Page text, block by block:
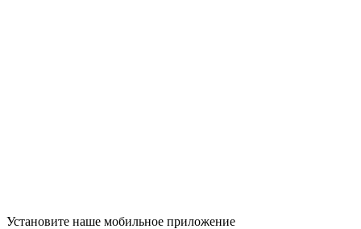
Установите наше мобильное приложение